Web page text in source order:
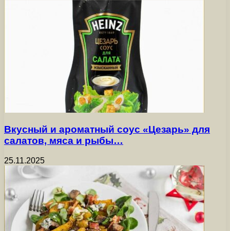
Вкусный и ароматный соус «Цезарь» для
салатов, мяса и рыбы…
25.11.2025